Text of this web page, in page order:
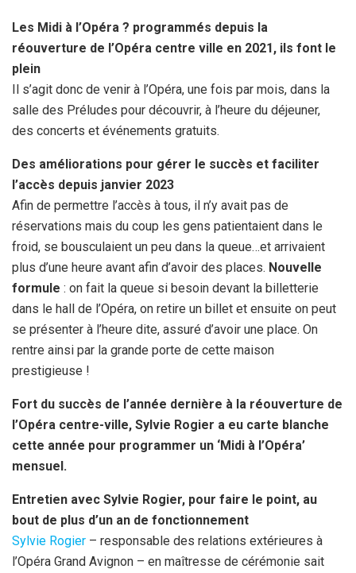
Les Midi à l’Opéra ? programmés depuis la
réouverture de l’Opéra centre ville en 2021, ils font le
plein
Il s’agit donc de venir à l’Opéra, une fois par mois, dans la
salle des Préludes pour découvrir, à l’heure du déjeuner,
des concerts et événements gratuits.
Des améliorations pour gérer le succès et faciliter
l’accès depuis janvier 2023
Afin de permettre l’accès à tous, il n’y avait pas de
réservations mais du coup les gens patientaient dans le
froid, se bousculaient un peu dans la queue…et arrivaient
plus d’une heure avant afin d’avoir des places. Nouvelle
formule : on fait la queue si besoin devant la billetterie
dans le hall de l’Opéra, on retire un billet et ensuite on peut
se présenter à l’heure dite, assuré d’avoir une place. On
rentre ainsi par la grande porte de cette maison
prestigieuse !
Fort du succès de l’année dernière à la réouverture de
l’Opéra centre-ville, Sylvie Rogier a eu carte blanche
cette année pour programmer un ‘Midi à l’Opéra’
mensuel.
Entretien avec Sylvie Rogier, pour faire le point, au
bout de plus d’un an de fonctionnement
Sylvie Rogier – responsable des relations extérieures à
l’Opéra Grand Avignon – en maîtresse de cérémonie sait